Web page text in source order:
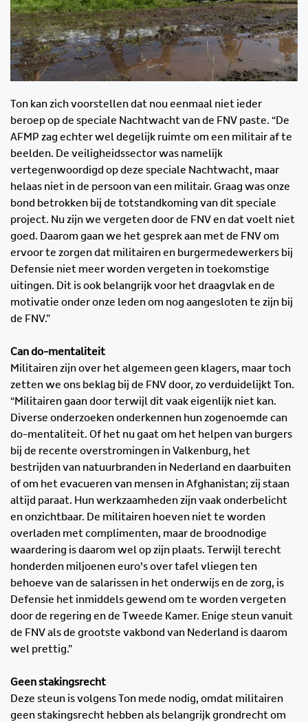
Ton kan zich voorstellen dat nou eenmaal niet ieder
beroep op de speciale Nachtwacht van de FNV paste. “De
AFMP zag echter wel degelijk ruimte om een militair af te
beelden. De veiligheidssector was namelijk
vertegenwoordigd op deze speciale Nachtwacht, maar
helaas niet in de persoon van een militair. Graag was onze
bond betrokken bij de totstandkoming van dit speciale
project. Nu zijn we vergeten door de FNV en dat voelt niet
goed. Daarom gaan we het gesprek aan met de FNV om
ervoor te zorgen dat militairen en burgermedewerkers bij
Defensie niet meer worden vergeten in toekomstige
uitingen. Dit is ook belangrijk voor het draagvlak en de
motivatie onder onze leden om nog aangesloten te zijn bij
de FNV.”
Can do-mentaliteit
Militairen zijn over het algemeen geen klagers, maar toch
zetten we ons beklag bij de FNV door, zo verduidelijkt Ton.
“Militairen gaan door terwijl dit vaak eigenlijk niet kan.
Diverse onderzoeken onderkennen hun zogenoemde can
do-mentaliteit. Of het nu gaat om het helpen van burgers
bij de recente overstromingen in Valkenburg, het
bestrijden van natuurbranden in Nederland en daarbuiten
of om het evacueren van mensen in Afghanistan; zij staan
altijd paraat. Hun werkzaamheden zijn vaak onderbelicht
en onzichtbaar. De militairen hoeven niet te worden
overladen met complimenten, maar de broodnodige
waardering is daarom wel op zijn plaats. Terwijl terecht
honderden miljoenen euro’s over tafel vliegen ten
behoeve van de salarissen in het onderwijs en de zorg, is
Defensie het inmiddels gewend om te worden vergeten
door de regering en de Tweede Kamer. Enige steun vanuit
de FNV als de grootste vakbond van Nederland is daarom
wel prettig.”
Geen stakingsrecht
Deze steun is volgens Ton mede nodig, omdat militairen
geen stakingsrecht hebben als belangrijk grondrecht om